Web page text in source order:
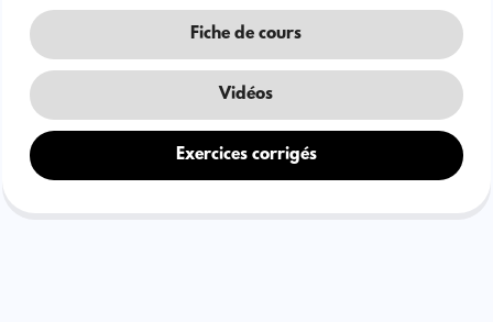
Fiche de cours
Vidéos
Exercices corrigés